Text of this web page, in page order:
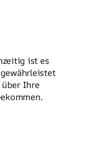
ist es
Ihre